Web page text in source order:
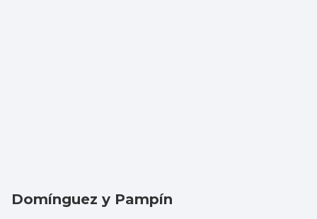
Domínguez y Pampín